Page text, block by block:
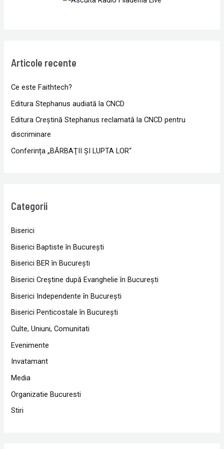
Articole recente
Ce este Faithtech?
Editura Stephanus audiată la CNCD
Editura Creștină Stephanus reclamată la CNCD pentru
discriminare
Conferința „BĂRBAŢII ŞI LUPTA LOR“
Categorii
Biserici
Biserici Baptiste în Bucureşti
Biserici BER în Bucureşti
Biserici Creştine după Evanghelie în Bucureşti
Biserici Independente în Bucureşti
Biserici Penticostale în Bucureşti
Culte, Uniuni, Comunitati
Evenimente
Invatamant
Media
Organizatie Bucuresti
Stiri